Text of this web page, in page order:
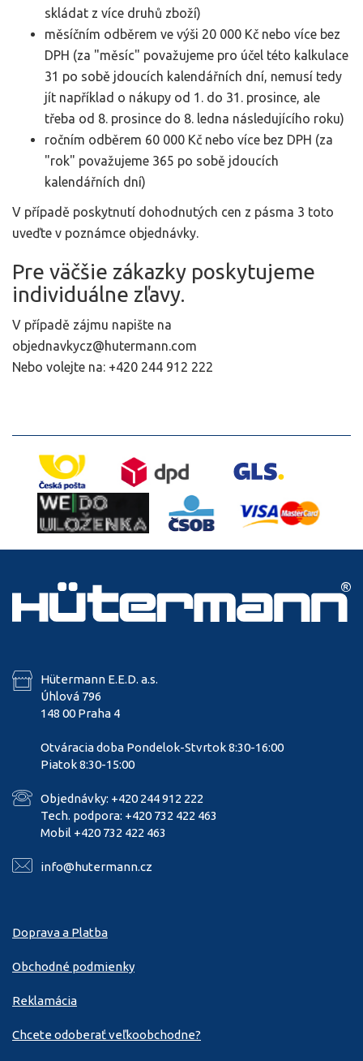
skládat z více druhů zboží)
měsíčním odběrem ve výši 20 000 Kč nebo více bez
DPH (za "měsíc" považujeme pro účel této kalkulace
31 po sobě jdoucích kalendářních dní, nemusí tedy
jít například o nákupy od 1. do 31. prosince, ale
třeba od 8. prosince do 8. ledna následujícího roku)
ročním odběrem 60 000 Kč nebo více bez DPH (za
"rok" považujeme 365 po sobě jdoucích
kalendářních dní)
V případě poskytnutí dohodnutých cen z pásma 3 toto
uveďte v poznámce objednávky.
Pre väčšie zákazky poskytujeme
individuálne zľavy.
V případě zájmu napište na
objednavkycz@hutermann.com
Nebo volejte na: +420 244 912 222
Hütermann E.E.D. a.s.
Úhlová 796
148 00 Praha 4
Otváracia doba Pondelok-Stvrtok 8:30-16:00
Piatok 8:30-15:00
Objednávky: +420 244 912 222
Tech. podpora: +420 732 422 463
Mobil +420 732 422 463
info@hutermann.cz
Doprava a Platba
Obchodné podmienky
Reklamácia
Chcete odoberať veľkoobchodne?